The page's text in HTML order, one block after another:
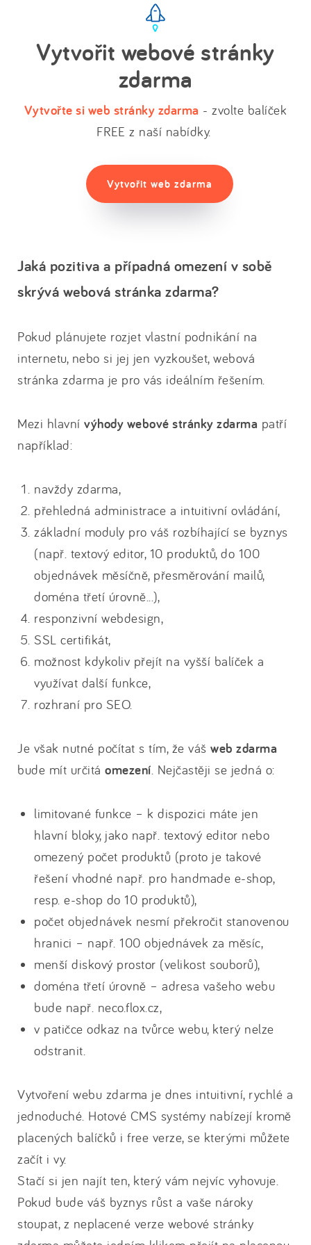
Vytvořit webové stránky
zdarma
Vytvořte si web stránky zdarma - zvolte balíček
FREE z naší nabídky.
Vytvořit web zdarma
Jaká pozitiva a případná omezení v sobě
skrývá webová stránka zdarma?
Pokud plánujete rozjet vlastní podnikání na
internetu, nebo si jej jen vyzkoušet, webová
stránka zdarma je pro vás ideálním řešením.
Mezi hlavní výhody webové stránky zdarma patří
například:
navždy zdarma,
přehledná administrace a intuitivní ovládání,
základní moduly pro váš rozbíhající se byznys
(např. textový editor, 10 produktů, do 100
objednávek měsíčně, přesměrování mailů,
doména třetí úrovně...),
responzivní webdesign,
SSL certifikát,
možnost kdykoliv přejít na vyšší balíček a
využívat další funkce,
rozhraní pro SEO.
Je však nutné počítat s tím, že váš web zdarma
bude mít určitá omezení. Nejčastěji se jedná o:
limitované funkce – k dispozici máte jen
hlavní bloky, jako např. textový editor nebo
omezený počet produktů (proto je takové
řešení vhodné např. pro handmade e-shop,
resp. e-shop do 10 produktů),
počet objednávek nesmí překročit stanovenou
hranici – např. 100 objednávek za měsíc,
menší diskový prostor (velikost souborů),
doména třetí úrovně – adresa vašeho webu
bude např. neco.flox.cz,
v patičce odkaz na tvůrce webu, který nelze
odstranit.
Vytvoření webu zdarma je dnes intuitivní, rychlé a
jednoduché. Hotové CMS systémy nabízejí kromě
placených balíčků i free verze, se kterými můžete
začít i vy.
Stačí si jen najít ten, který vám nejvíc vyhovuje.
Pokud bude váš byznys růst a vaše nároky
stoupat, z neplacené verze webové stránky